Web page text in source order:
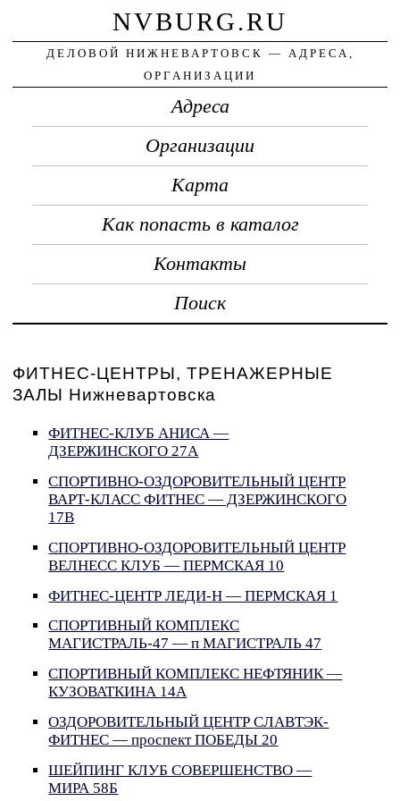
NVBURG.RU
ДЕЛОВОЙ НИЖНЕВАРТОВСК — АДРЕСА,
ОРГАНИЗАЦИИ
Адреса
Организации
Карта
Как попасть в каталог
Контакты
Поиск
ФИТНЕС-ЦЕНТРЫ, ТРЕНАЖЕРНЫЕ
ЗАЛЫ Нижневартовска
ФИТНЕС-КЛУБ АНИСА —
ДЗЕРЖИНСКОГО 27А
СПОРТИВНО-ОЗДОРОВИТЕЛЬНЫЙ ЦЕНТР
ВАРТ-КЛАСС ФИТНЕС — ДЗЕРЖИНСКОГО
17В
СПОРТИВНО-ОЗДОРОВИТЕЛЬНЫЙ ЦЕНТР
ВЕЛНЕСС КЛУБ — ПЕРМСКАЯ 10
ФИТНЕС-ЦЕНТР ЛЕДИ-Н — ПЕРМСКАЯ 1
СПОРТИВНЫЙ КОМПЛЕКС
МАГИСТРАЛЬ-47 — п МАГИСТРАЛЬ 47
СПОРТИВНЫЙ КОМПЛЕКС НЕФТЯНИК —
КУЗОВАТКИНА 14А
ОЗДОРОВИТЕЛЬНЫЙ ЦЕНТР СЛАВТЭК-
ФИТНЕС — проспект ПОБЕДЫ 20
ШЕЙПИНГ КЛУБ СОВЕРШЕНСТВО —
МИРА 58Б